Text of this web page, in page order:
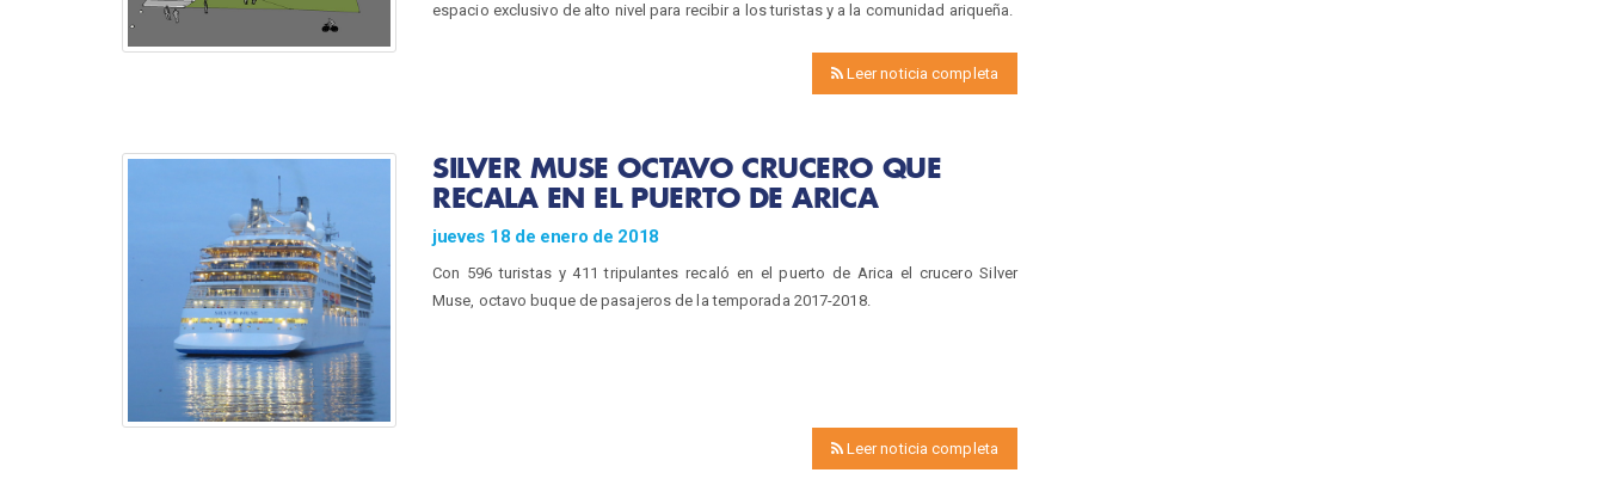
espacio exclusivo de alto nivel para recibir a los turistas y a la comunidad ariqueña.
Leer noticia completa
SILVER MUSE OCTAVO CRUCERO QUE
RECALA EN EL PUERTO DE ARICA
jueves 18 de enero de 2018
Con 596 turistas y 411 tripulantes recaló en el puerto de Arica el crucero Silver
Muse, octavo buque de pasajeros de la temporada 2017-2018.
Leer noticia completa